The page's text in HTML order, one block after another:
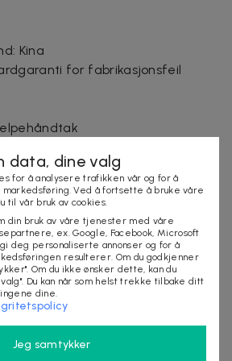
Kina
for fabrikasjonsfeil
:556905-5238
data, dine valg
for å analysere trafikken vår og for å
Ved å fortsette å bruke våre
til vår bruk av cookies.
din bruk av våre tjenester med våre
ex. Google, Facebook, Microsoft
deg personaliserte annonser og for å
resulterer. Om du godkjenner
Om du ikke ønsker dette, kan du
Du kan når som helst trekke tilbake ditt
dine.
Jeg samtykker